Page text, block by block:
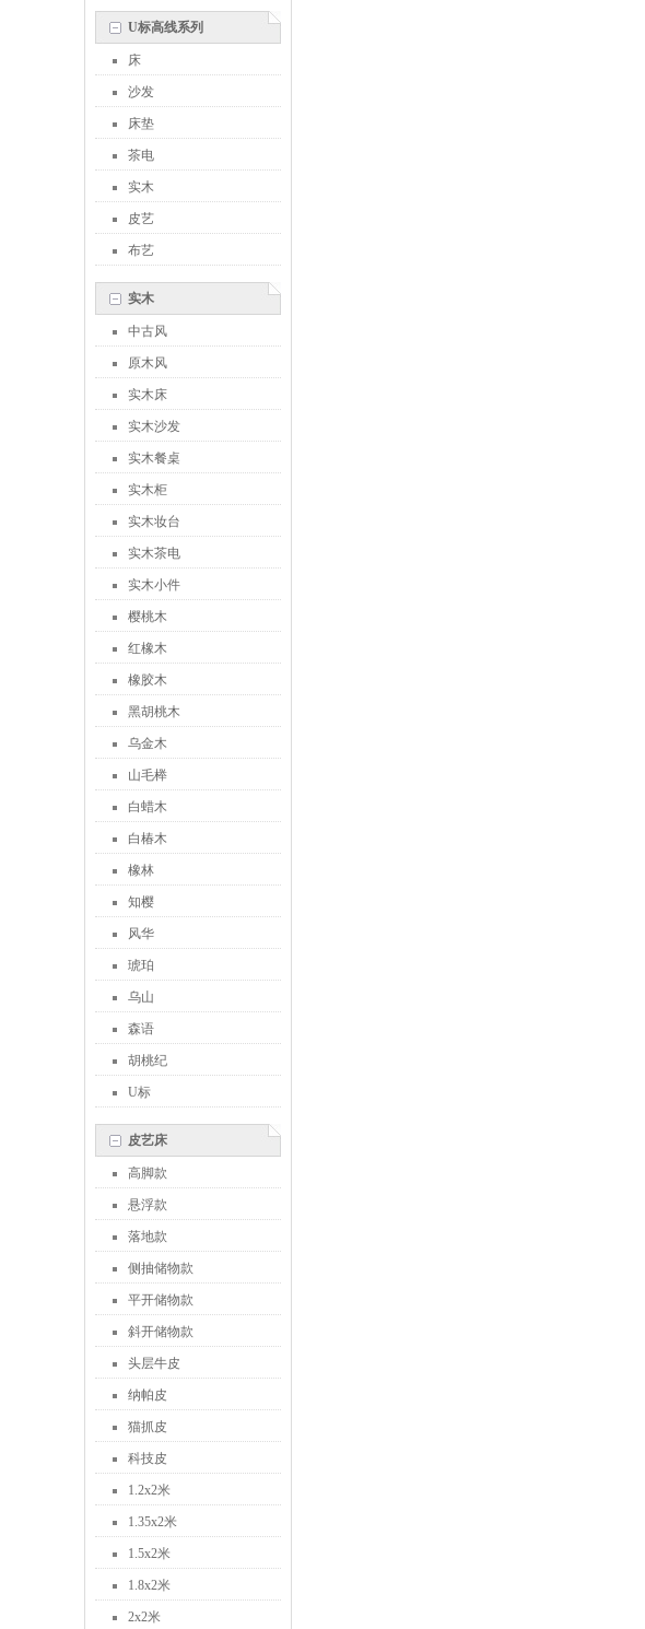
U标高线系列
床
沙发
床垫
茶电
实木
皮艺
布艺
实木
中古风
原木风
实木床
实木沙发
实木餐桌
实木柜
实木妆台
实木茶电
实木小件
樱桃木
红橡木
橡胶木
黑胡桃木
乌金木
山毛榉
白蜡木
白椿木
橡林
知樱
风华
琥珀
乌山
森语
胡桃纪
U标
皮艺床
高脚款
悬浮款
落地款
侧抽储物款
平开储物款
斜开储物款
头层牛皮
纳帕皮
猫抓皮
科技皮
1.2x2米
1.35x2米
1.5x2米
1.8x2米
2x2米